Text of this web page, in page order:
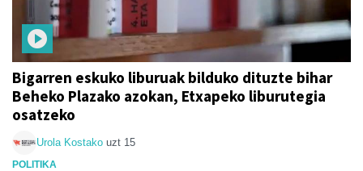
Bigarren eskuko liburuak bilduko dituzte bihar
Beheko Plazako azokan, Etxapeko liburutegia
osatzeko
Urola Kostako uzt 15
POLITIKA